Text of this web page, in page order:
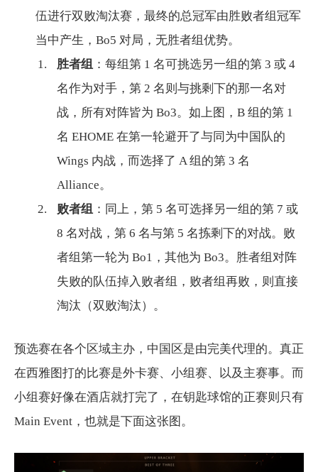
伍进行双败淘汰赛，最终的总冠军由胜败者组冠军
当中产生，Bo5 对局，无胜者组优势。
胜者组 ：每组第 1 名可挑选另一组的第 3 或 4
名作为对手，第 2 名则与挑剩下的那一名对
战，所有对阵皆为 Bo3。如上图，B 组的第 1
名 EHOME 在第一轮避开了与同为中国队的
Wings 内战，而选择了 A 组的第 3 名
Alliance。
败者组 ：同上，第 5 名可选择另一组的第 7 或
8 名对战，第 6 名与第 5 名拣剩下的对战。败
者组第一轮为 Bo1，其他为 Bo3。胜者组对阵
失败的队伍掉入败者组，败者组再败，则直接
淘汰（双败淘汰）。
预选赛在各个区域主办，中国区是由完美代理的。真正
在西雅图打的比赛是外卡赛、小组赛、以及主赛事。而
小组赛好像在酒店就打完了，在钥匙球馆的正赛则只有
Main Event，也就是下面这张图。